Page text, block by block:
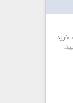
خرید